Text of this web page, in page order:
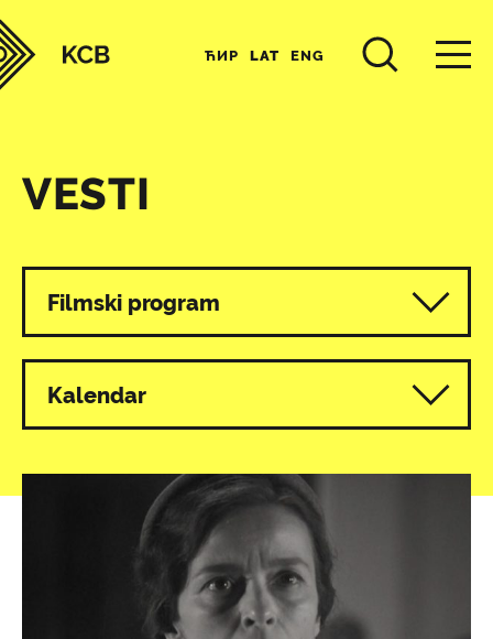
ЋИР LAT ENG
VESTI
Svi programi
Filmski program
Kalendar